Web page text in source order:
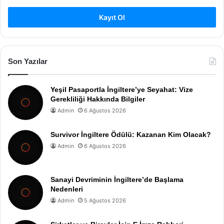
Kayıt Ol
Son Yazılar
Yeşil Pasaportla İngiltere’ye Seyahat: Vize
Gerekliliği Hakkında Bilgiler
Admin 6 Ağustos 2026
Survivor İngiltere Ödülü: Kazanan Kim Olacak?
Admin 6 Ağustos 2026
Sanayi Devriminin İngiltere’de Başlama
Nedenleri
Admin 5 Ağustos 2026